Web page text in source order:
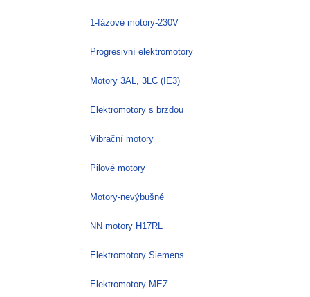
1-fázové motory-230V
Progresivní elektromotory
Motory 3AL, 3LC (IE3)
Elektromotory s brzdou
Vibrační motory
Pilové motory
Motory-nevýbušné
NN motory H17RL
Elektromotory Siemens
Elektromotory MEZ